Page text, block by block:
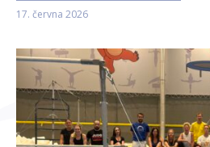
17. června 2026